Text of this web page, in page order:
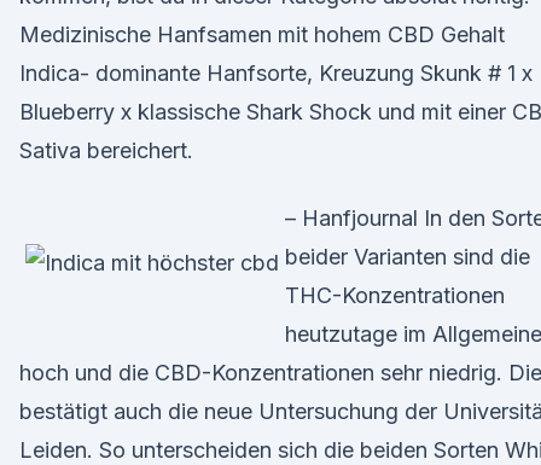
Medizinische Hanfsamen mit hohem CBD Gehalt
Indica- dominante Hanfsorte, Kreuzung Skunk # 1 x
Blueberry x klassische Shark Shock und mit einer
Sativa bereichert.
– Hanfjournal In den
beider Varianten sind die
THC-Konzentrationen
heutzutage im
hoch und die CBD-Konzentrationen sehr niedrig.
bestätigt auch die neue Untersuchung der
Leiden. So unterscheiden sich die beiden Sorten